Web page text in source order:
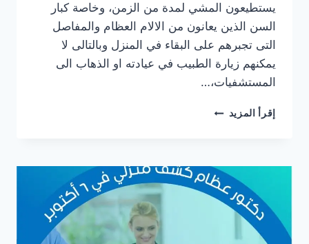
يستطيعون المشي لمدة من الزمن، وخاصة كبار
السن الذين يعانون من الالام العظام والمفاصل
التى تجبرهم على البقاء في المنزل وبالتالى لا
يمكنهم زيارة الطبيب في عيادته او الذهاب الى
المستشفيات،…
إقرأ المزيد دكتور
في
المعادي